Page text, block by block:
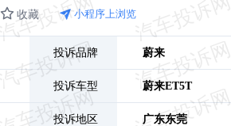
收藏 小程序上浏览
投诉品牌 蔚来
投诉车型 蔚来ET5T
投诉地区 广东东莞